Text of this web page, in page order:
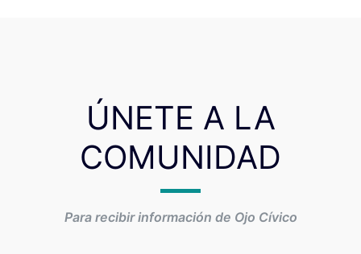
ÚNETE A LA
COMUNIDAD
Para recibir información de Ojo Cívico